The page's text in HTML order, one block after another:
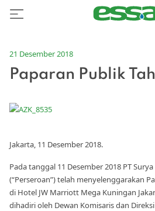
21 Desember 2018
Paparan Publik
Jakarta, 11 Desember 2018.
Pada tanggal 11 Desember 2018 PT Surya
(“Perseroan”) telah menyelenggarakan
di Hotel JW Marriott Mega Kuningan
dihadiri oleh Dewan Komisaris dan